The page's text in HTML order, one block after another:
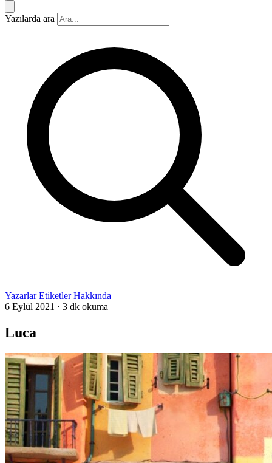
Yazılarda ara
Yazarlar Etiketler Hakkında
6 Eylül 2021 · 3 dk okuma
Luca